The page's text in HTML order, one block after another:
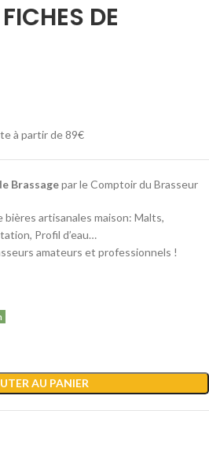
DE
à partir de 89€
Brassagepar le Comptoir du Brasseur
artisanales maison: Malts,
Profil d’eau…
amateurs et professionnels !
AU PANIER